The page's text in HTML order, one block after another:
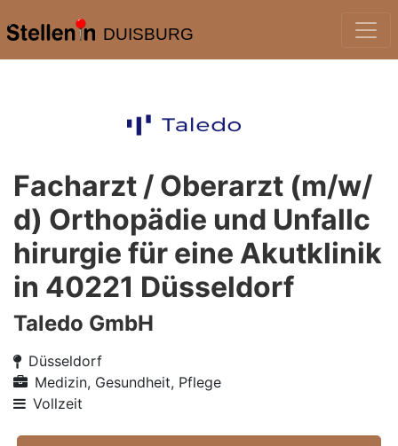
DUISBURG
Facharzt / Oberarzt (m/w/
d) Orthopädie und Unfallc
hirurgie für eine Akutklinik
in 40221 Düsseldorf
Taledo GmbH
Düsseldorf
Medizin, Gesundheit, Pflege
Vollzeit